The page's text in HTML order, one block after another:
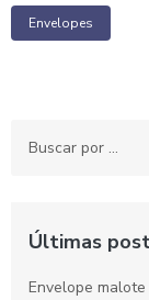
Envelopes
Últimas
Envelope